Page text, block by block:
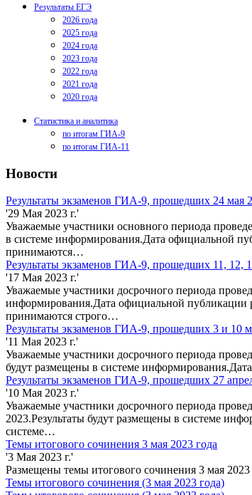
Результаты ЕГЭ
2026 года
2025 года
2024 года
2023 года
2022 года
2021 года
2020 года
Статистика и аналитика
по итогам ГИА-9
по итогам ГИА-11
Новости
Результаты экзаменов ГИА-9, прошедших 24 мая
'29 Мая 2023 г.'
Уважаемые участники основного периода
в системе информирования.Дата официальной
принимаются…
Результаты экзаменов ГИА-9, прошедших 11, 12,
'17 Мая 2023 г.'
Уважаемые участники досрочного периода
информирования.Дата официальной публикации
принимаются строго…
Результаты экзаменов ГИА-9, прошедших 3 и 10
'11 Мая 2023 г.'
Уважаемые участники досрочного периода
будут размещены в системе
Результаты экзаменов ГИА-9, прошедших 27
'10 Мая 2023 г.'
Уважаемые участники досрочного периода
2023.Результаты будут размещены в системе
системе…
Темы итогового сочинения 3 мая 2023 года
'3 Мая 2023 г.'
Размещены темы итогового сочинения 3 мая 2023
Темы итогового сочинения (3 мая 2023 года)